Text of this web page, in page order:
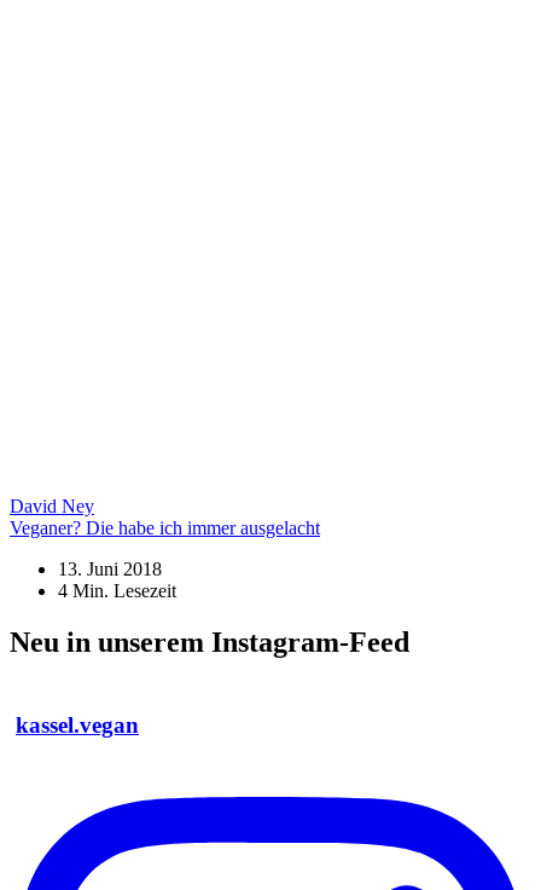
David Ney
Veganer? Die habe ich immer ausgelacht
13. Juni 2018
4 Min. Lesezeit
Neu in unserem Instagram-Feed
kassel.vegan